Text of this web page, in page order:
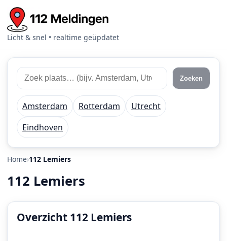
Licht & snel • realtime geüpdatet
Zoek
112
meldingen
Zoek
plaats
of
regio
Zoeken
Amsterdam Rotterdam
Utrecht
Eindhoven
Home 112 Lemiers
112 Lemiers
Overzicht 112 Lemiers